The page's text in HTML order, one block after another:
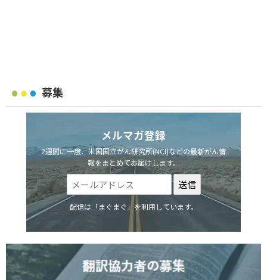
募集
メルマガ登録
2週間に一度、米国国立がん研究所(NCI)などの最新がん情
報をまとめてお届けします。
配信は「まぐまぐ」を利用しています。